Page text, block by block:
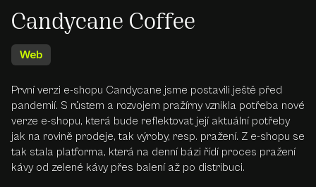
Candycane Coffee
Web
První verzi e-shopu Candycane jsme postavili ještě před
pandemií. S růstem a rozvojem pražírny vznikla potřeba nové
verze e-shopu, která bude reflektovat její aktuální potřeby
jak na rovině prodeje, tak výroby, resp. pražení. Z e-shopu se
tak stala platforma, která na denní bázi řídí proces pražení
kávy od zelené kávy přes balení až po distribuci.